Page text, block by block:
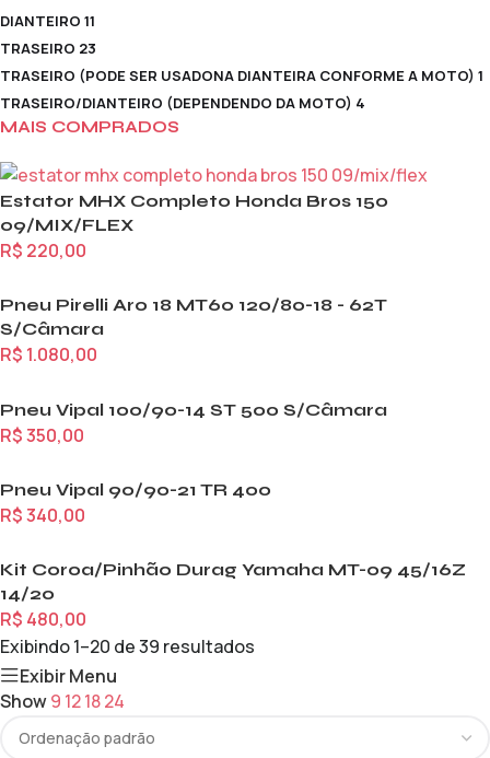
DIANTEIRO 11
TRASEIRO 23
TRASEIRO (PODE SER USADONA DIANTEIRA CONFORME A MOTO) 1
TRASEIRO/DIANTEIRO (DEPENDENDO DA MOTO) 4
MAIS COMPRADOS
Estator MHX Completo Honda Bros 150
09/MIX/FLEX
R$ 220,00
Pneu Pirelli Aro 18 MT60 120/80-18 - 62T
S/Câmara
R$ 1.080,00
Pneu Vipal 100/90-14 ST 500 S/Câmara
R$350,00
Pneu Vipal 90/90-21 TR 400
R$340,00
Kit Coroa/Pinhão Durag Yamaha MT-09 45/16Z
14/20
R$ 480,00
Exibindo 1–20 de 39 resultados
Exibir Menu
Show9 121824